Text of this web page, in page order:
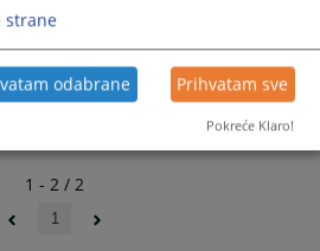
shortcuts
for
changing
dates.
1 - 2 / 2
1
strane
odabrane Prihvatam sve
Pokreće Klaro!